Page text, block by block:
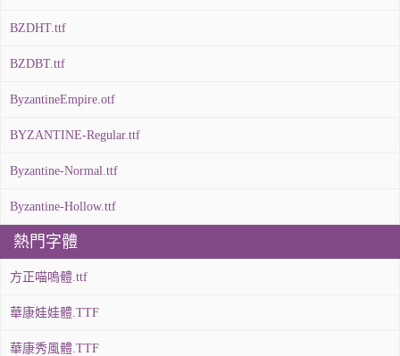
BZDHT.ttf
BZDBT.ttf
ByzantineEmpire.otf
BYZANTINE-Regular.ttf
Byzantine-Normal.ttf
Byzantine-Hollow.ttf
熱門字體
方正喵嗚體.ttf
華康娃娃體.TTF
華康秀風體.TTF